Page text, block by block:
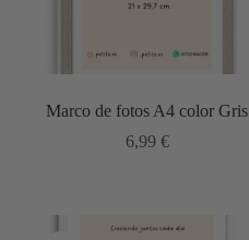
Marco de fotos A4 color Gris
6,99 €